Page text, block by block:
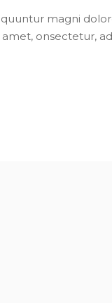
magni
onsectetur,